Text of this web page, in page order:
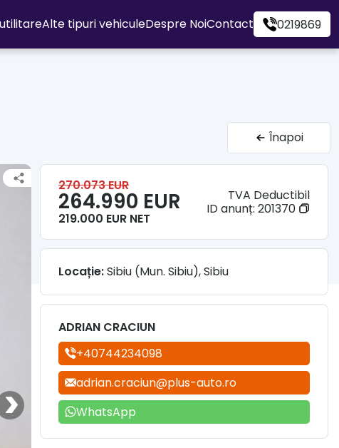
Alte tipuri vehiculeDespre NoiContact 0219869
Înapoi
270.073 EUR
264.990 EUR
219.000 EUR NET
TVA Deductibil
ID anunț: 201370
Locație:Sibiu (Mun. Sibiu), Sibiu
ADRIAN CRACIUN
+40744234098
adrian.craciun@plus-auto.ro
WhatsApp